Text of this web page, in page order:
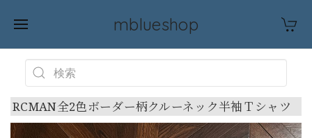
mblueshop
RCMAN全2色ボーダー柄クルーネック半袖Ｔシャツ